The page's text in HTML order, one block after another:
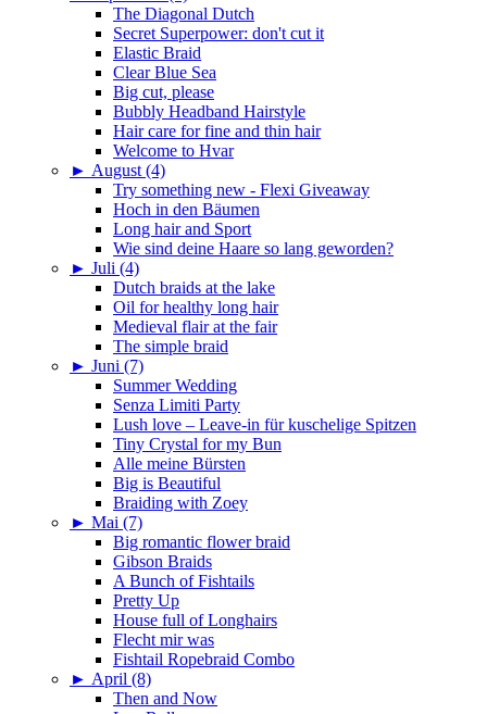
The Diagonal Dutch
Secret Superpower: don't cut it
Elastic Braid
Clear Blue Sea
Big cut, please
Bubbly Headband Hairstyle
Hair care for fine and thin hair
Welcome to Hvar
► August (4)
Try something new - Flexi Giveaway
Hoch in den Bäumen
Long hair and Sport
Wie sind deine Haare so lang geworden?
► Juli (4)
Dutch braids at the lake
Oil for healthy long hair
Medieval flair at the fair
The simple braid
► Juni (7)
Summer Wedding
Senza Limiti Party
Lush love – Leave-in für kuschelige Spitzen
Tiny Crystal for my Bun
Alle meine Bürsten
Big is Beautiful
Braiding with Zoey
► Mai (7)
Big romantic flower braid
Gibson Braids
A Bunch of Fishtails
Pretty Up
House full of Longhairs
Flecht mir was
Fishtail Ropebraid Combo
► April (8)
Then and Now